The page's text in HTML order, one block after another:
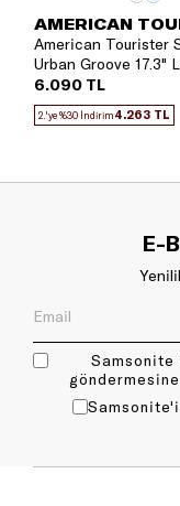
AMERICAN
American Tourister
Urban Groove 17.3"
Çantası
6.090 TL
2.'ye %30 İndirim4.263 TL
E-
göndermesine